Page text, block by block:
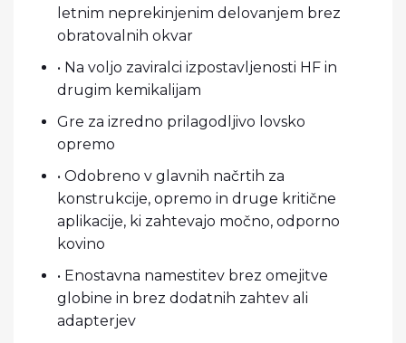
letnim neprekinjenim delovanjem brez
obratovalnih okvar
• Na voljo zaviralci izpostavljenosti HF in
drugim kemikalijam
Gre za izredno prilagodljivo lovsko
opremo
• Odobreno v glavnih načrtih za
konstrukcije, opremo in druge kritične
aplikacije, ki zahtevajo močno, odporno
kovino
• Enostavna namestitev brez omejitve
globine in brez dodatnih zahtev ali
adapterjev